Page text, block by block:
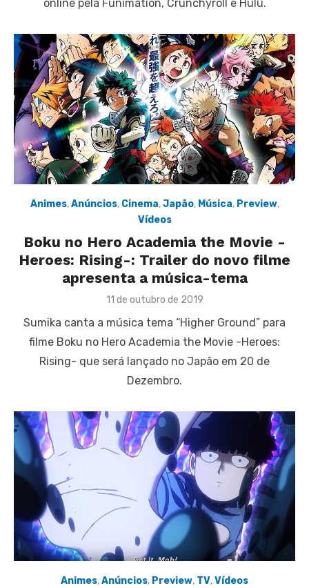
online pela Funimation, Crunchyroll e Hulu.
Animes,Anúncios, Cinema,Japão, Música, Preview,
Vídeos
Boku no Hero Academia the Movie -
Heroes: Rising-: Trailer do novo filme
apresenta a música-tema
Posted
11 de outubro de 2019
Sumika canta a música tema “Higher Ground” para
filme Boku no Hero Academia the Movie -Heroes:
Rising- que será lançado no Japão em 20 de
Dezembro.
Animes,Anúncios, Preview, TV,Vídeos